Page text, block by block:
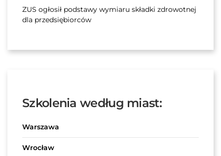
ZUS ogłosił podstawy wymiaru składki zdrowotnej
dla przedsiębiorców
Szkolenia według miast:
Warszawa
Wrocław